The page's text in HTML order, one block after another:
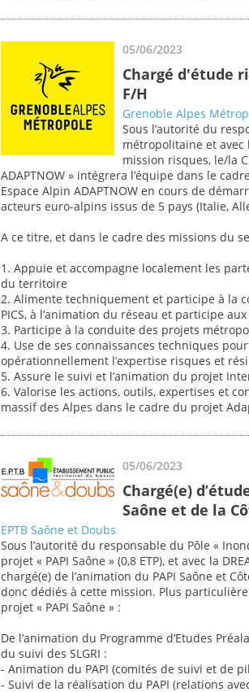
05/06/2023
Chargé d'étude
F/H
Grenoble Alpes
Sous l’autorité du
métropolitaine et avec
mission risques, le/la
ADAPTNOW » intégrera l’équipe dans le
Espace Alpin ADAPTNOW en cours de
acteurs euro-alpins issus de 5 pays (Italie,
A ce titre, et dans le cadre des missions du
1. Appuie et accompagne localement les
du territoire
2. Alimente techniquement et participe à la
PICS, à l’animation du réseau et participe
3. Participe à la conduite des projets
4. Use de ses connaissances techniques
opérationnellement l’expertise risques et
5. Assure le suivi et l’animation du projet
6. Valorise les actions, outils, expertises et
massif des Alpes dans le cadre du projet
05/06/2023
Chargé(e)
Saône et de la
EPTB Saône et Doubs
Sous l’autorité du responsable du Pôle «
projet « PAPI Saône » (0,8 ETP), et avec la
chargé(e) de l’animation du PAPI Saône et
donc dédiés à cette mission. Plus
projet « PAPI Saône » :
De l’animation du Programme d’Etudes
du suivi des SLGRI :
- Animation du PAPI (comités de suivi et de
- Suivi de la réalisation du PAPI (relations